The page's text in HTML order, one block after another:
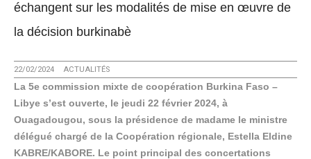
échangent sur les modalités de mise en œuvre de
la décision burkinabè
22/02/2024 ACTUALITÉS
La 5e commission mixte de coopération Burkina Faso –
Libye s’est ouverte, le jeudi 22 février 2024, à
Ouagadougou, sous la présidence de madame le ministre
délégué chargé de la Coopération régionale, Estella Eldine
KABRE/KABORE. Le point principal des concertations